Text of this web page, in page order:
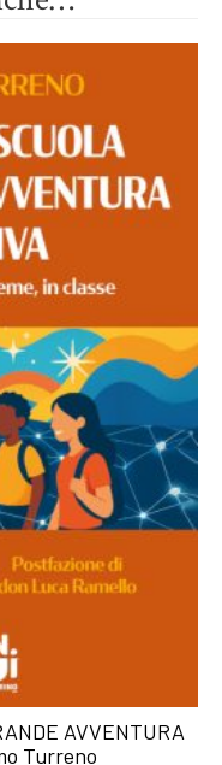
AVVENTURA
Turreno